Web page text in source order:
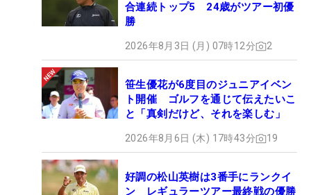
合連続トップ5 24歳がツアー初優
勝
2026年8月3日 (月) 07時12分 2
笹生優花が6度目のジュニアイベン
ト開催 ゴルフを通じて伝えたいこ
と「真剣だけど、それを楽しむ」
2026年8月6日 (木) 17時43分 19
好調の松山英樹は3番手にランクイ
ン レギュラーツアー最終戦の優勝